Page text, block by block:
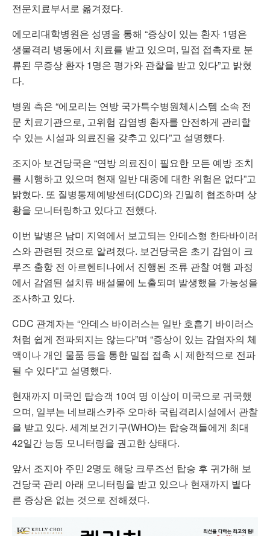
전문치료부서로 옮겨졌다.
에모리대학병원은 성명을 통해 “증상이 있는 환자 1명은
생물격리 병동에서 치료를 받고 있으며, 밀접 접촉자로 분
류된 무증상 환자 1명은 평가와 관찰을 받고 있다”고 밝혔
다.
병원 측은 “에모리는 연방 국가특수병원체시스템 소속 전
문 치료기관으로, 고위험 감염병 환자를 안전하게 관리할
수 있는 시설과 의료진을 갖추고 있다”고 설명했다.
조지아 보건당국은 “연방 의료진이 필요한 모든 예방 조치
를 시행하고 있으며 현재 일반 대중에 대한 위험은 없다”고
밝혔다. 또 질병통제예방센터(CDC)와 긴밀히 협조하며 상
황을 모니터링하고 있다고 전했다.
이번 발병은 남미 지역에서 보고되는 안데스형 한타바이러
스와 관련된 것으로 알려졌다. 보건당국은 초기 감염이 크
루즈 출항 전 아르헨티나에서 진행된 조류 관찰 여행 과정
에서 감염된 설치류 배설물에 노출되며 발생했을 가능성을
조사하고 있다.
CDC 관계자는 “안데스 바이러스는 일반 호흡기 바이러스
처럼 쉽게 전파되지는 않는다”며 “증상이 있는 감염자의 체
액이나 개인 물품 등을 통한 밀접 접촉 시 제한적으로 전파
될 수 있다”고 설명했다.
현재까지 미국인 탑승객 10여 명 이상이 미국으로 귀국했
으며, 일부는 네브래스카주 오마하 국립격리시설에서 관찰
을 받고 있다. 세계보건기구(WHO)는 탑승객들에게 최대
42일간 능동 모니터링을 권고한 상태다.
앞서 조지아 주민 2명도 해당 크루즈선 탑승 후 귀가해 보
건당국 관리 아래 모니터링을 받고 있으나 현재까지 별다
른 증상은 없는 것으로 전해졌다.